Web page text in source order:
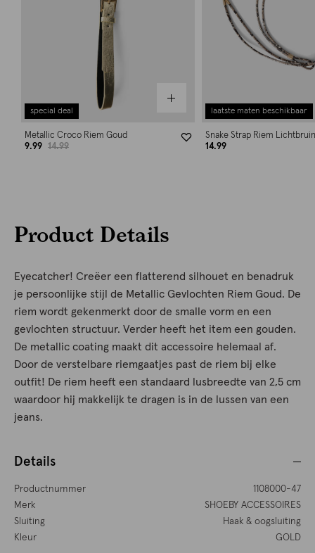
special deal
Metallic Croco Riem Goud
9.99
14.99
laatste maten beschikbaar
Snake Strap Riem Lichtbruin
14.99
Product Details
Eyecatcher! Creëer een flatterend silhouet en benadruk
je persoonlijke stijl de Metallic Gevlochten Riem Goud. De
riem wordt gekenmerkt door de smalle vorm en een
gevlochten structuur. Verder heeft het item een gouden.
De metallic coating maakt dit accessoire helemaal af.
Door de verstelbare riemgaatjes past de riem bij elke
outfit! De riem heeft een standaard lusbreedte van 2,5 cm
waardoor hij makkelijk te dragen is in de lussen van een
jeans.
Details
Productnummer
1108000-47
Merk
SHOEBY ACCESSOIRES
Sluiting
Haak & oogsluiting
Kleur
GOLD